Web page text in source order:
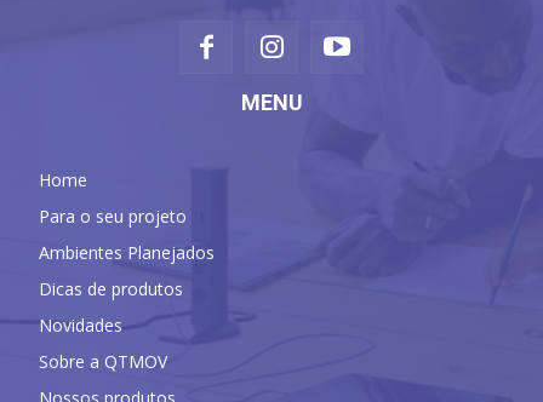
MENU
Home
Para o seu projeto
Ambientes Planejados
Dicas de produtos
Novidades
Sobre a QTMOV